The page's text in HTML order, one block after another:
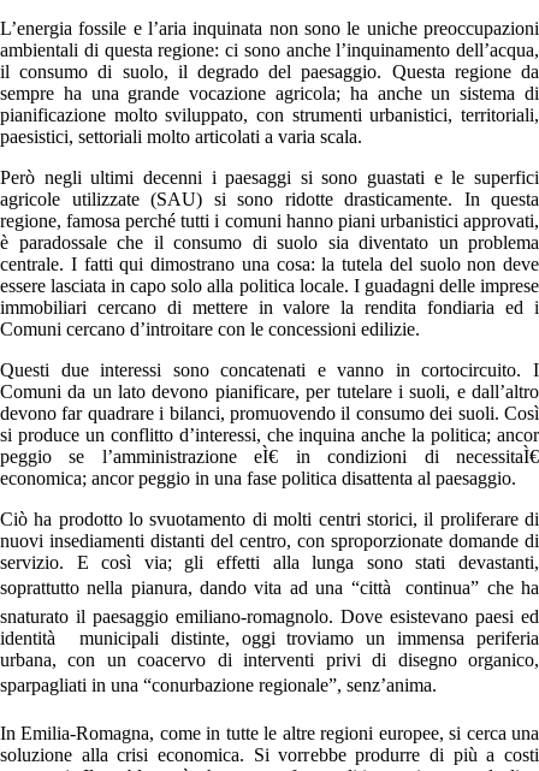
L’energia fossile e l’aria inquinata non sono le uniche preoccupazioni
ambientali di questa regione: ci sono anche l’inquinamento dell’acqua,
il consumo di suolo, il degrado del paesaggio. Questa regione da
sempre ha una grande vocazione agricola; ha anche un sistema di
pianificazione molto sviluppato, con strumenti urbanistici, territoriali,
paesistici, settoriali molto articolati a varia scala.
Però negli ultimi decenni i paesaggi si sono guastati e le superfici
agricole utilizzate (SAU) si sono ridotte drasticamente. In questa
regione, famosa perché tutti i comuni hanno piani urbanistici approvati,
è paradossale che il consumo di suolo sia diventato un problema
centrale. I fatti qui dimostrano una cosa: la tutela del suolo non deve
essere lasciata in capo solo alla politica locale. I guadagni delle imprese
immobiliari cercano di mettere in valore la rendita fondiaria ed i
Comuni cercano d’introitare con le concessioni edilizie.
Questi due interessi sono concatenati e vanno in cortocircuito. I
Comuni da un lato devono pianificare, per tutelare i suoli, e dall’altro
devono far quadrare i bilanci, promuovendo il consumo dei suoli. Così
si produce un conflitto d’interessi, che inquina anche la politica; ancor
peggio se l’amministrazione eÌ€ in condizioni di necessitaÌ€
economica; ancor peggio in una fase politica disattenta al paesaggio.
Ciò ha prodotto lo svuotamento di molti centri storici, il proliferare di
nuovi insediamenti distanti del centro, con sproporzionate domande di
servizio. E così via; gli effetti alla lunga sono stati devastanti,
soprattutto nella pianura, dando vita ad una “città continua” che ha
snaturato il paesaggio emiliano-romagnolo. Dove esistevano paesi ed
identità municipali distinte, oggi troviamo un immensa periferia
urbana, con un coacervo di interventi privi di disegno organico,
sparpagliati in una “conurbazione regionale”, senz’anima.
In Emilia-Romagna, come in tutte le altre regioni europee, si cerca una
soluzione alla crisi economica. Si vorrebbe produrre di più a costi